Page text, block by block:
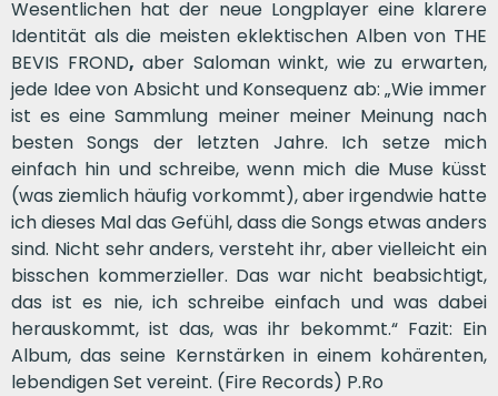
Wesentlichen hat der neue Longplayer eine klarere
Identität als die meisten eklektischen Alben von THE
BEVIS FROND, aber Saloman winkt, wie zu erwarten,
jede Idee von Absicht und Konsequenz ab: „Wie immer
ist es eine Sammlung meiner meiner Meinung nach
besten Songs der letzten Jahre. Ich setze mich
einfach hin und schreibe, wenn mich die Muse küsst
(was ziemlich häufig vorkommt), aber irgendwie hatte
ich dieses Mal das Gefühl, dass die Songs etwas anders
sind. Nicht sehr anders, versteht ihr, aber vielleicht ein
bisschen kommerzieller. Das war nicht beabsichtigt,
das ist es nie, ich schreibe einfach und was dabei
herauskommt, ist das, was ihr bekommt.“ Fazit: Ein
Album, das seine Kernstärken in einem kohärenten,
lebendigen Set vereint. (Fire Records) P.Ro